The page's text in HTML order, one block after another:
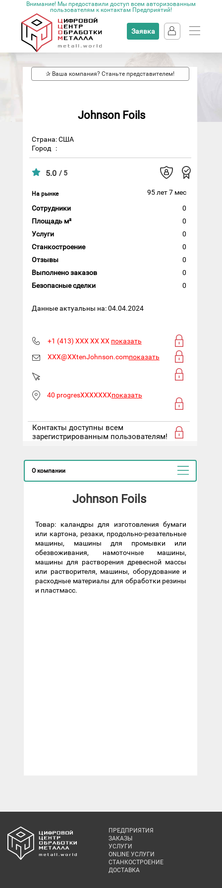
Внимание! Мы предоставили доступ всем авторизованным
пользователям к контактам Предприятий!
Заявка
✰ Ваша компания? Станьте представителем!
Johnson Foils
Страна: США
Город
:
5.0 / 5
На рынке
95 лет 7 мес
Сотрудники
0
Площадь м²
0
Услуги
0
Станкостроение
0
Отзывы
0
Выполнено заказов
0
Безопасные сделки
0
Данные актуальны на: 04.04.2024
+1 (413) XXX XX XX показать
XXX@XXtenJohnson.comпоказать
40 progresXXXXXXXпоказать
Контакты доступны всем
зарегистрированным пользователям!
О компании
Johnson Foils
Товар: каландры для изготовления бумаги
или картона, резаки, продольно-резательные
машины, машины для промывки или
обезвоживания, намоточные машины,
машины для растворения древесной массы
или растворителя, машины, оборудование и
расходные материалы для обработки резины
и пластмасс.
ПРЕДПРИЯТИЯ
ЗАКАЗЫ
УСЛУГИ
ONLINE УСЛУГИ
СТАНКОСТРОЕНИЕ
ДОСТАВКА